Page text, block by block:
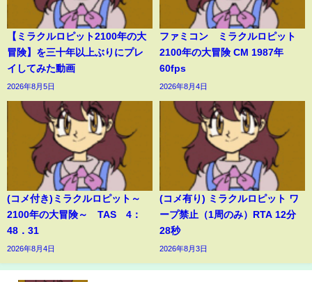
【ミラクルロピット2100年の大
冒険】を三十年以上ぶりにプレ
イしてみた動画
2026年8月5日
ファミコン ミラクルロピット
2100年の大冒険 CM 1987年
60fps
2026年8月4日
(コメ付き)ミラクルロピット～
2100年の大冒険～ TAS 4：
48．31
2026年8月4日
(コメ有り) ミラクルロピット ワ
ープ禁止（1周のみ）RTA 12分
28秒
2026年8月3日